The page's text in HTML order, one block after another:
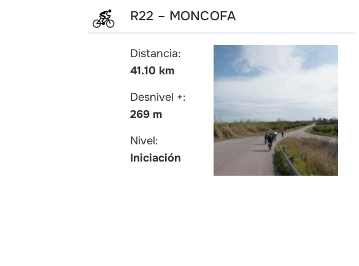
R22 – MONCOFA
Distancia:
41.10 km
Desnivel +:
269 m
Nivel:
Iniciación